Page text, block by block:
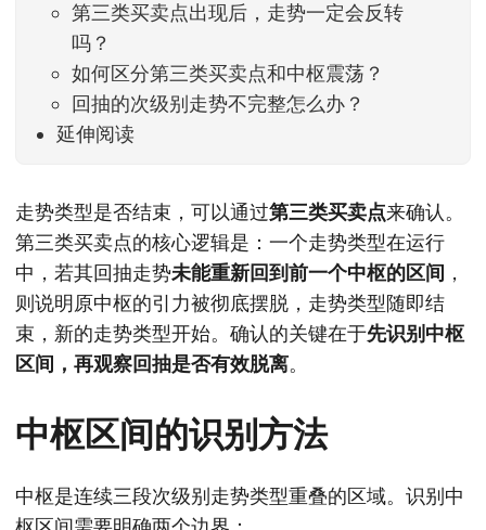
第三类买卖点出现后，走势一定会反转
吗？
如何区分第三类买卖点和中枢震荡？
回抽的次级别走势不完整怎么办？
延伸阅读
走势类型是否结束，可以通过第三类买卖点来确认。
第三类买卖点的核心逻辑是：一个走势类型在运行
中，若其回抽走势未能重新回到前一个中枢的区间 ，
则说明原中枢的引力被彻底摆脱，走势类型随即结
束，新的走势类型开始。确认的关键在于先识别中枢
区间，再观察回抽是否有效脱离。
中枢区间的识别方法
中枢是连续三段次级别走势类型重叠的区域。识别中